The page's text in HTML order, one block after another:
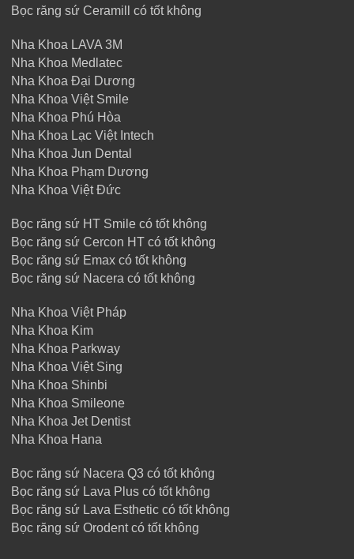
Bọc răng sứ Ceramill có tốt không
Nha Khoa LAVA 3M
Nha Khoa Medlatec
Nha Khoa Đại Dương
Nha Khoa Việt Smile
Nha Khoa Phú Hòa
Nha Khoa Lạc Việt Intech
Nha Khoa Jun Dental
Nha Khoa Phạm Dương
Nha Khoa Việt Đức
Bọc răng sứ HT Smile có tốt không
Bọc răng sứ Cercon HT có tốt không
Bọc răng sứ Emax có tốt không
Bọc răng sứ Nacera có tốt không
Nha Khoa Việt Pháp
Nha Khoa Kim
Nha Khoa Parkway
Nha Khoa Việt Sing
Nha Khoa Shinbi
Nha Khoa Smileone
Nha Khoa Jet Dentist
Nha Khoa Hana
Bọc răng sứ Nacera Q3 có tốt không
Bọc răng sứ Lava Plus có tốt không
Bọc răng sứ Lava Esthetic có tốt không
Bọc răng sứ Orodent có tốt không